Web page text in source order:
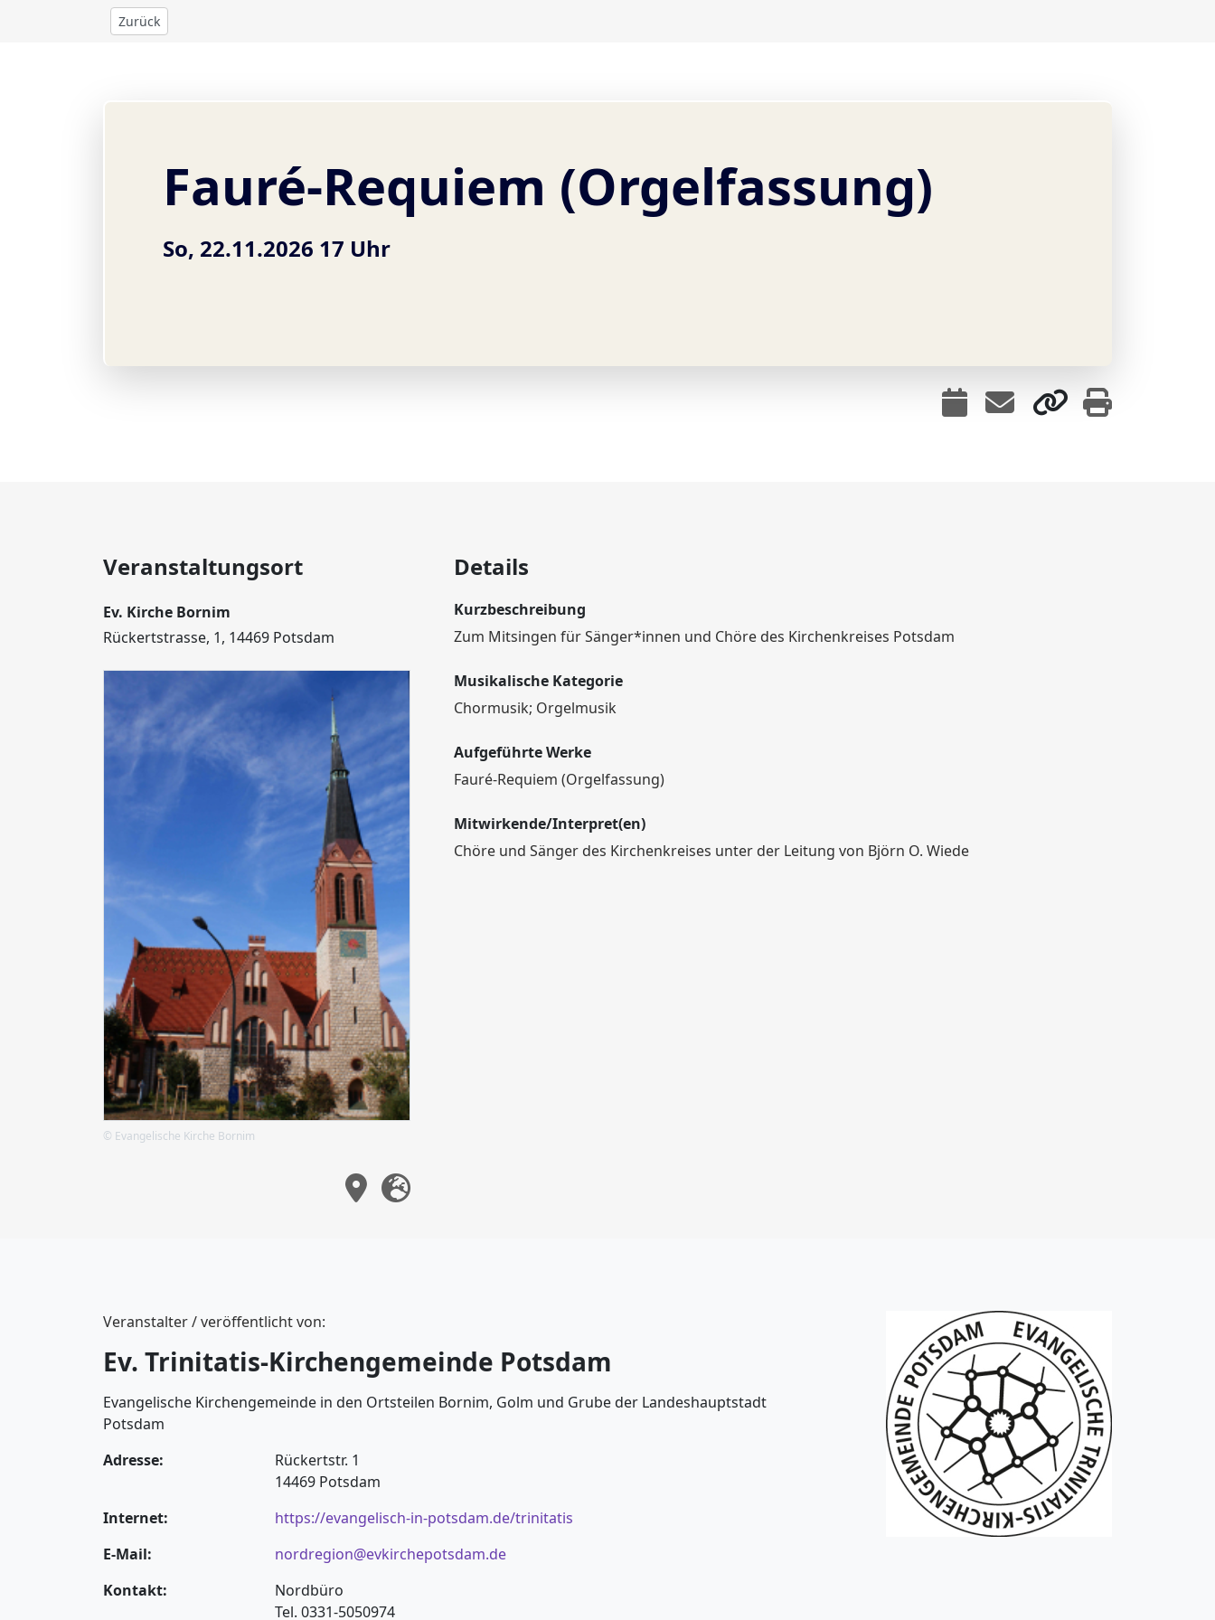
Zurück
Fauré-Requiem (Orgelfassung)
So, 22.11.2026 17 Uhr
Veranstaltungsort
Ev. Kirche Bornim
Rückertstrasse, 1, 14469 Potsdam
© Evangelische Kirche Bornim
Details
Kurzbeschreibung
Zum Mitsingen für Sänger*innen und Chöre des Kirchenkreises Potsdam
Musikalische Kategorie
Chormusik; Orgelmusik
Aufgeführte Werke
Fauré-Requiem (Orgelfassung)
Mitwirkende/Interpret(en)
Chöre und Sänger des Kirchenkreises unter der Leitung von Björn O. Wiede
Veranstalter / veröffentlicht von:
Ev. Trinitatis-Kirchengemeinde Potsdam
Evangelische Kirchengemeinde in den Ortsteilen Bornim, Golm und Grube der Landeshauptstadt
Potsdam
Adresse:
Rückertstr. 1
14469 Potsdam
Internet:
https://evangelisch-in-potsdam.de/trinitatis
E-Mail:
nordregion@evkirchepotsdam.de
Kontakt:
Nordbüro
Tel. 0331-5050974